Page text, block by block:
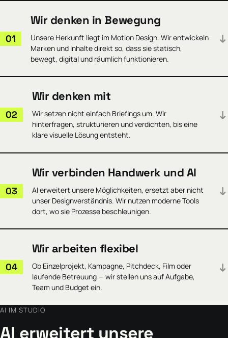
01
Wir denken in Bewegung
Unsere Herkunft liegt im Motion Design. Wir entwickeln
Marken und Inhalte direkt so, dass sie statisch,
bewegt, digital und räumlich funktionieren.
verhält: wie ein Logo erscheint, wie ein Key Visual atmet, wie ein
Layout in ein Video übergeht. Bewegung ist von Anfang an Teil
der Idee.
02
Wir denken mit
Wir setzen nicht einfach Briefings um. Wir
hinterfragen, strukturieren und verdichten, bis eine
klare visuelle Lösung entsteht.
eigentliche Ziel, wo liegt der Konflikt, welche Botschaft trägt?
Daraus entsteht ein roter Faden, der jede gestalterische
Entscheidung begründet.
03
Wir verbinden Handwerk und AI
AI erweitert unsere Möglichkeiten, ersetzt aber nicht
unser Designverständnis. Wir nutzen moderne Tools
dort, wo sie Prozesse beschleunigen.
kuratierende Hand und das gestalterische Urteil bleiben bei uns.
AI-Bildwelten Schnelle Varianten Kuratiert
04
Wir arbeiten flexibel
Ob Einzelprojekt, Kampagne, Pitchdeck, Film oder
laufende Betreuung — wir stellen uns auf Aufgabe,
Team und Budget ein.
Mal sind wir verlängerte Werkbank für ein Inhouse-Team, mal
Lead für ein komplettes Projekt. Wir skalieren Rolle, Tempo und
AI IM STUDIO
AI erweitert unsere